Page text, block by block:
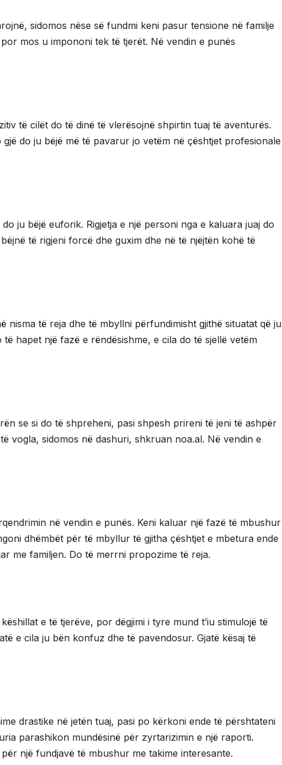
sidomos nëse së fundmi keni pasur tensione në familje
mos u impononi tek të tjerët. Në vendin e punës
të cilët do të dinë të vlerësojnë shpirtin tuaj të aventurës.
do ju bëjë më të pavarur jo vetëm në çështjet profesionale
ju bëjë euforik. Rigjetja e një personi nga e kaluara juaj do
të rigjeni forcë dhe guxim dhe në të njëjtën kohë të
nisma të reja dhe të mbyllni përfundimisht gjithë situatat që ju
hapet një fazë e rëndësishme, e cila do të sjellë vetëm
se si do të shpreheni, pasi shpesh prireni të jeni të ashpër
vogla, sidomos në dashuri, shkruan noa.al. Në vendin e
në vendin e punës. Keni kaluar një fazë të mbushur
dhëmbët për të mbyllur të gjitha çështjet e mbetura ende
me familjen. Do të merrni propozime të reja.
e të tjerëve, por dëgjimi i tyre mund t’iu stimulojë të
e cila ju bën konfuz dhe të pavendosur. Gjatë kësaj të
drastike në jetën tuaj, pasi po kërkoni ende të përshtateni
parashikon mundësinë për zyrtarizimin e një raporti.
një fundjavë të mbushur me takime interesante.